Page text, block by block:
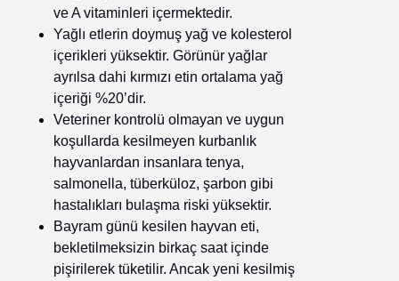
ve A vitaminleri içermektedir.
Yağlı etlerin doymuş yağ ve kolesterol
içerikleri yüksektir. Görünür yağlar
ayrılsa dahi kırmızı etin ortalama yağ
içeriği %20’dir.
Veteriner kontrolü olmayan ve uygun
koşullarda kesilmeyen kurbanlık
hayvanlardan insanlara tenya,
salmonella, tüberküloz, şarbon gibi
hastalıkları bulaşma riski yüksektir.
Bayram günü kesilen hayvan eti,
bekletilmeksizin birkaç saat içinde
pişirilerek tüketilir. Ancak yeni kesilmiş